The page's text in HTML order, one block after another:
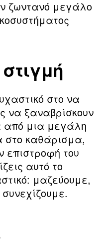
ζωντανό μεγάλο
στο να
να ξαναβρίσκουν
από μια μεγάλη
στο καθάρισμα,
επιστροφή του
αυτό το
μαζεύουμε,